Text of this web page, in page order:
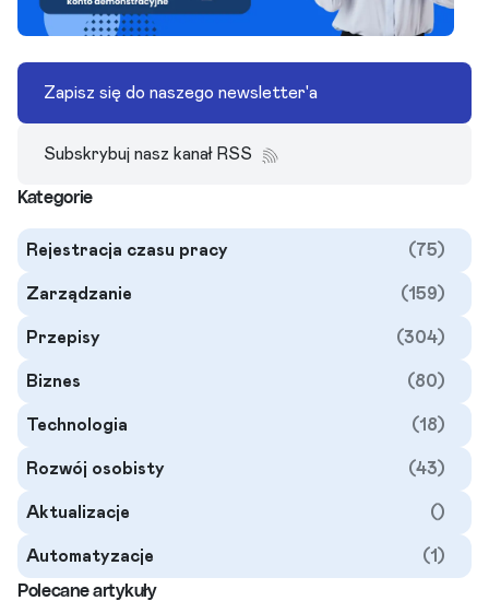
Zapisz się do naszego newsletter'a
Subskrybuj nasz kanał RSS
Kategorie
Rejestracja czasu pracy (75)
Zarządzanie (159)
Przepisy (304)
Biznes (80)
Technologia (18)
Rozwój osobisty (43)
Aktualizacje ()
Automatyzacje
(1)
Polecane artykuły